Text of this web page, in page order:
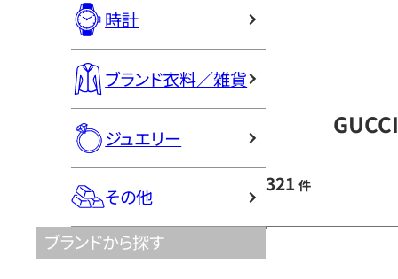
時計
ブランド衣料／雑貨
ジュエリー
その他
ブランドから探す
321 件